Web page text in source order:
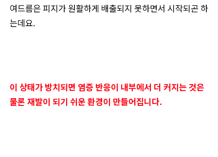
여드름은 피지가 원활하게 배출되지 못하면서 시작되곤 하
는데요.
이 상태가 방치되면 염증 반응이 내부에서 더 커지는 것은
물론 재발이 되기 쉬운 환경이 만들어집니다.